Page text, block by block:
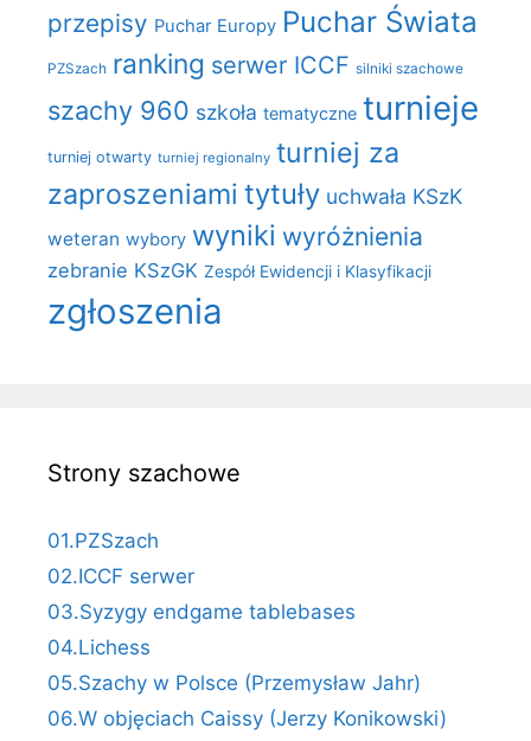
przepisy Puchar Europy Puchar Świata
PZSzach ranking serwer ICCF silniki szachowe
szachy 960 szkoła tematyczne turnieje
turniej otwarty turniej regionalny turniej za
zaproszeniami tytuły uchwała KSzK
weteran wybory wyniki wyróżnienia
zebranie KSzGK Zespół Ewidencji i Klasyfikacji
zgłoszenia
Strony szachowe
01.PZSzach
02.ICCF serwer
03.Syzygy endgame tablebases
04.Lichess
05.Szachy w Polsce (Przemysław Jahr)
06.W objęciach Caissy (Jerzy Konikowski)